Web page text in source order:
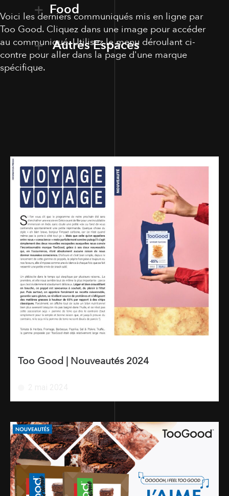
Food
Autres Espaces
Voici les derniers communiqués mis en ligne par
Too Good. Cliquez dans une image pour accéder
au communiqué. Utilisez le menu déroulant ci-
contre pour aller dans la page d'une marque
spécifique.
Too Good | Nouveautés 2024